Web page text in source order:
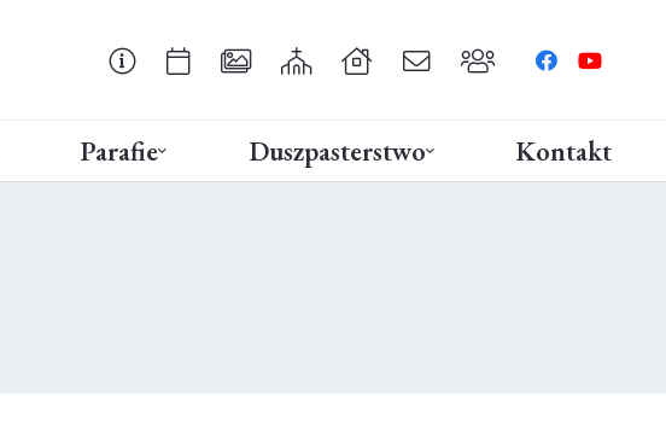
Parafie Duszpasterstwo Kontakt